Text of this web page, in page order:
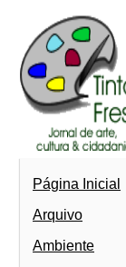
Página Inicial
Arquivo
Ambiente